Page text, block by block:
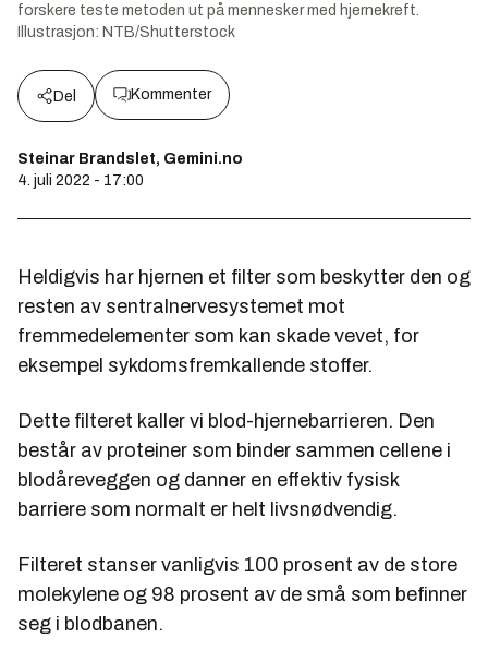
forskere teste metoden ut på mennesker med hjernekreft.
Illustrasjon: NTB/Shutterstock
Del Kommenter
Steinar Brandslet, Gemini.no
4. juli 2022 - 17:00
Heldigvis har hjernen et filter som beskytter den og
resten av sentralnervesystemet mot
fremmedelementer som kan skade vevet, for
eksempel sykdomsfremkallende stoffer.
Dette filteret kaller vi blod-hjernebarrieren. Den
består av proteiner som binder sammen cellene i
blodåreveggen og danner en effektiv fysisk
barriere som normalt er helt livsnødvendig.
Filteret stanser vanligvis 100 prosent av de store
molekylene og 98 prosent av de små som befinner
seg i blodbanen.